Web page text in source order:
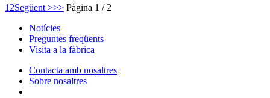
1 2Següent >>> Pàgina 1 / 2
Notícies
Preguntes freqüents
Visita a la fàbrica
Contacta amb nosaltres
Sobre nosaltres